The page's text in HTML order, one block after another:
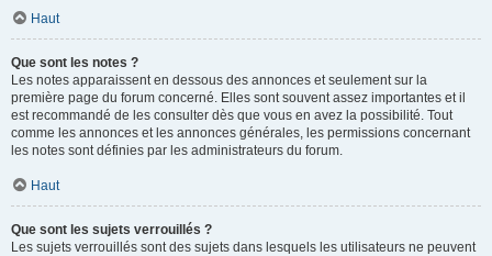
Haut
Que sont les notes ?
Les notes apparaissent en dessous des annonces et seulement sur la
première page du forum concerné. Elles sont souvent assez importantes et il
est recommandé de les consulter dès que vous en avez la possibilité. Tout
comme les annonces et les annonces générales, les permissions concernant
les notes sont définies par les administrateurs du forum.
Haut
Que sont les sujets verrouillés ?
Les sujets verrouillés sont des sujets dans lesquels les utilisateurs ne peuvent